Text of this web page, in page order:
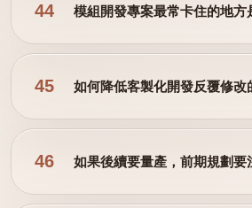
44 模組開發專案最常卡住的地方
45 如何降低客製化開發反覆修改
46 如果後續要量產，前期規劃要